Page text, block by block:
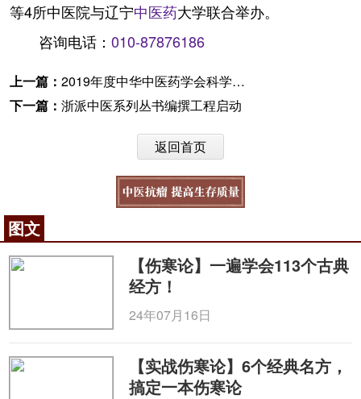
等4所中医院与辽宁中医药大学联合举办。
咨询电话： 010-87876186
上一篇： 2019年度中华中医药学会科学技术奖获奖项目名单
下一篇： 浙派中医系列丛书编撰工程启动
返回首页
图文
【伤寒论】一遍学会113个古典
经方！
24年07月16日
【实战伤寒论】6个经典名方，
搞定一本伤寒论